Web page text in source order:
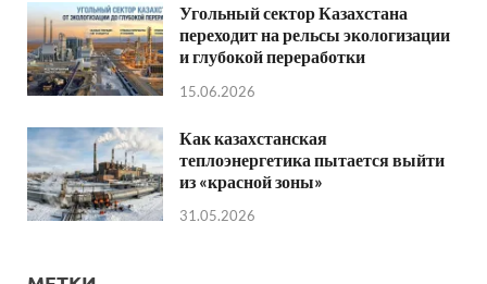
Угольный сектор Казахстана
переходит на рельсы экологизации
и глубокой переработки
15.06.2026
Как казахстанская
теплоэнергетика пытается выйти
из «красной зоны»
31.05.2026